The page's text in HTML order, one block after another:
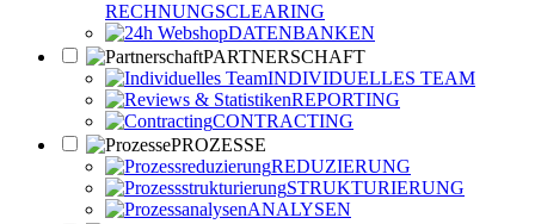
RECHNUNGSCLEARING
DATENBANKEN
PARTNERSCHAFT
INDIVIDUELLES TEAM
REPORTING
CONTRACTING
PROZESSE
REDUZIERUNG
STRUKTURIERUNG
ANALYSEN